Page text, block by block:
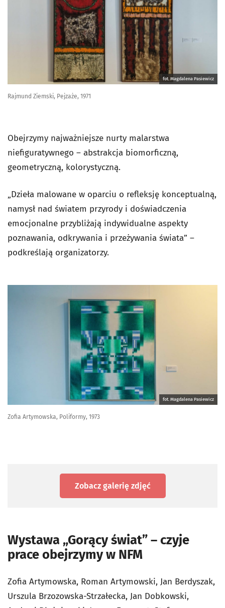
fot. Magdalena Pasiewicz
Rajmund Ziemski, Pejzaże, 1971
Obejrzymy najważniejsze nurty malarstwa
niefiguratywnego – abstrakcja biomorficzną,
geometryczną, kolorystyczną.
„Dzieła malowane w oparciu o refleksję konceptualną,
namysł nad światem przyrody i doświadczenia
emocjonalne przybliżają indywidualne aspekty
poznawania, odkrywania i przeżywania świata” –
podkreślają organizatorzy.
fot. Magdalena Pasiewicz
Zofia Artymowska, Poliformy, 1973
Zobacz galerię zdjęć
Wystawa „Gorący świat” – czyje
prace obejrzymy w NFM
Zofia Artymowska, Roman Artymowski, Jan Berdyszak,
Urszula Brzozowska-Strzałecka, Jan Dobkowski,